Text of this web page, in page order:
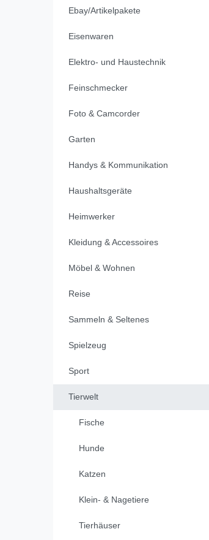
Ebay/Artikelpakete
Eisenwaren
Elektro- und Haustechnik
Feinschmecker
Foto & Camcorder
Garten
Handys & Kommunikation
Haushaltsgeräte
Heimwerker
Kleidung & Accessoires
Möbel & Wohnen
Reise
Sammeln & Seltenes
Spielzeug
Sport
Tierwelt
Fische
Hunde
Katzen
Klein- & Nagetiere
Tierhäuser